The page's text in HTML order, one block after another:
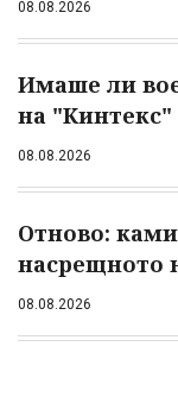
08.08.2026
Имаше ли
на
08.08.2026
Отново:
насрещното
08.08.2026